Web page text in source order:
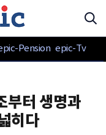
Pension epic-Tv
부터 생명과
히다